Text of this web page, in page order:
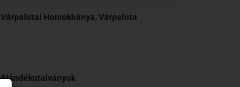
Várpalotai Homokbánya, Várpalota
Ajándékutalványok